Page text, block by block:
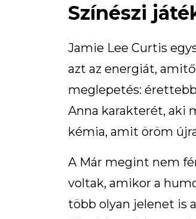
Színészi
Jamie Lee Curtis
azt az energiát,
meglepetés:
Anna karakterét, aki
kémia, amit öröm
A Már megint nem
voltak, amikor a
több olyan jelenet is